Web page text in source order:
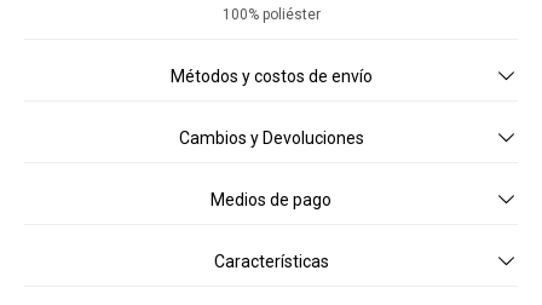
100% poliéster
Métodos y costos de envío
Cambios y Devoluciones
Medios de pago
Características